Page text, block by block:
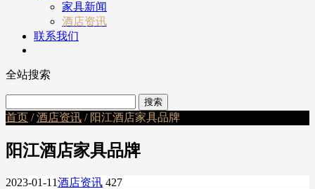
家具新闻
酒店资讯
联系我们
全站搜索
首页 /酒店资讯 / 阳江酒店家具品牌
阳江酒店家具品牌
2023-01-11酒店资讯 427